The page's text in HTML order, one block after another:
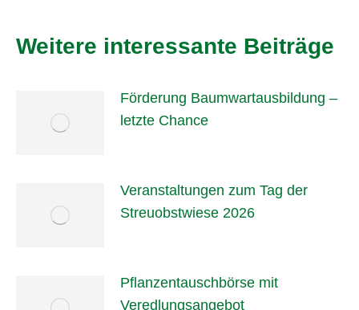
Weitere interessante Beiträge
Förderung Baumwartausbildung –
letzte Chance
Veranstaltungen zum Tag der
Streuobstwiese 2026
Pflanzentauschbörse mit
Veredlungsangebot